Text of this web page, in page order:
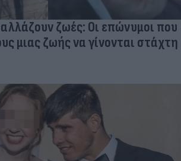
ζωές: Οι επώνυμοι που
μιας ζωής να γίνονται στάχτη